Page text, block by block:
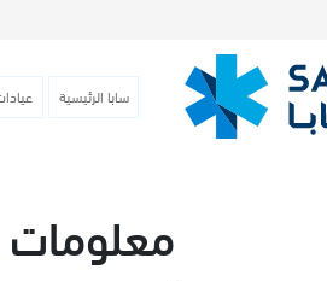
سابا الرئيسية